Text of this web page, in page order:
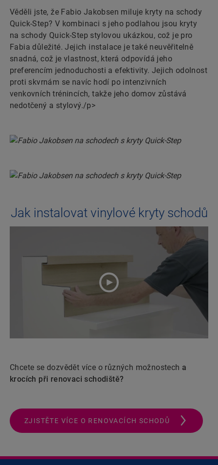
Věděli jste, že Fabio Jakobsen miluje kryty na schody
Quick-Step? V kombinaci s jeho podlahou jsou kryty
na schody Quick-Step stylovou ukázkou, což je pro
Fabia důležité. Jejich instalace je také neuvěřitelně
snadná, což je vlastnost, která odpovídá jeho
preferencím jednoduchosti a efektivity. Jejich odolnost
proti skvrnám se navíc hodí po intenzivních
venkovních trénincích, takže jeho domov zůstává
nedotčený a stylový./p>
Jak instalovat vinylové kryty schodů
Chcete se dozvědět více o různých možnostech a
krocích při renovaci schodiště?
ZJISTĚTE VÍCE O RENOVACÍCH SCHODŮ